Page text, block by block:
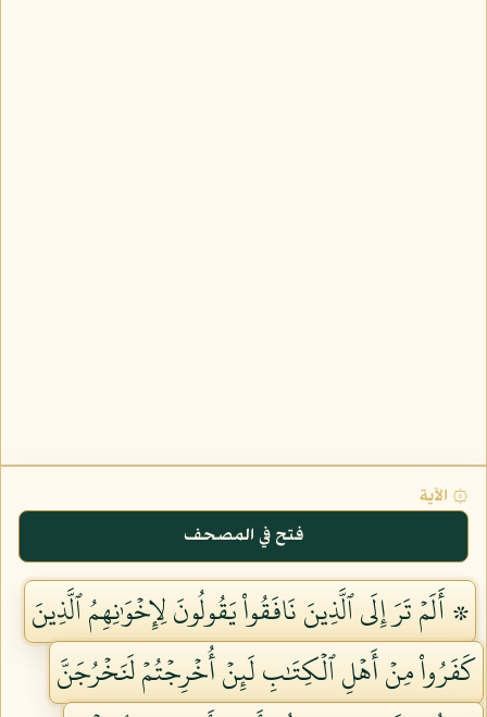
۞ الآية
فتح في المصحف
۞ أَلَمۡ تَرَ إِلَى ٱلَّذِينَ نَافَقُواْ يَقُولُونَ لِإِخۡوَٰنِهِمُ ٱلَّذِينَ
كَفَرُواْ مِنۡ أَهۡلِ ٱلۡكِتَٰبِ لَئِنۡ أُخۡرِجۡتُمۡ لَنَخۡرُجَنَّ